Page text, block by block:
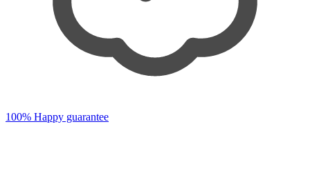
100% Happy guarantee